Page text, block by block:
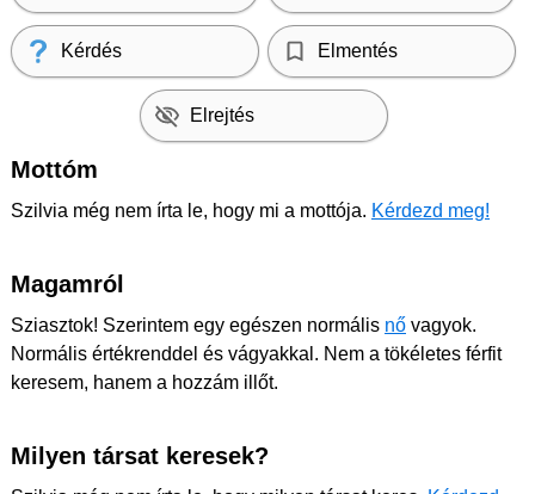
Kérdés Elmentés
Elrejtés
Mottóm
Szilvia még nem írta le, hogy mi a mottója. Kérdezd meg!
Magamról
Sziasztok! Szerintem egy egészen normális nő vagyok.
Normális értékrenddel és vágyakkal. Nem a tökéletes férfit
keresem, hanem a hozzám illőt.
Milyen társat keresek?